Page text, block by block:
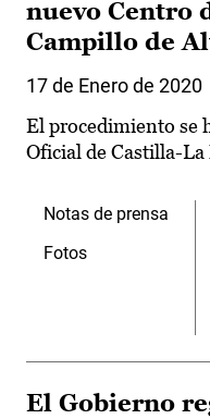
nuevo Centro
Campillo de
17 de Enero de 2020
El procedimiento se
Oficial de Castilla-La
Notas de prensa
Fotos
El Gobierno